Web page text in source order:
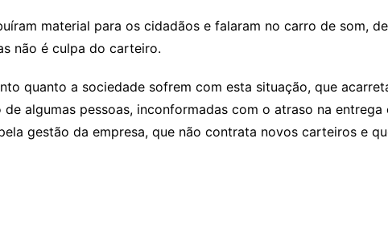
material para os cidadãos e falaram no carro de som,
não é culpa do carteiro.
quanto a sociedade sofrem com esta situação, que
algumas pessoas, inconformadas com o atraso na
gestão da empresa, que não contrata novos carteiros e